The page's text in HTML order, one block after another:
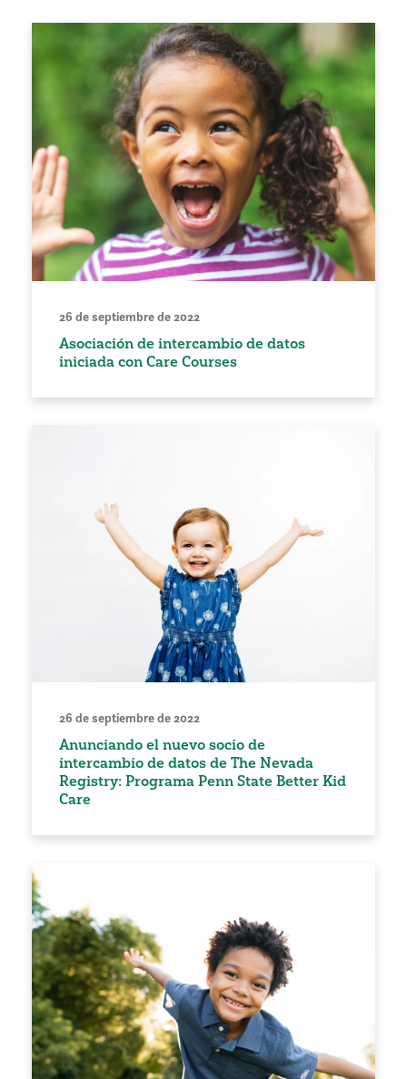
26 de septiembre de 2022
Asociación de intercambio de datos
iniciada con Care Courses
26 de septiembre de 2022
Anunciando el nuevo socio de
intercambio de datos de The Nevada
Registry: Programa Penn State Better Kid
Care